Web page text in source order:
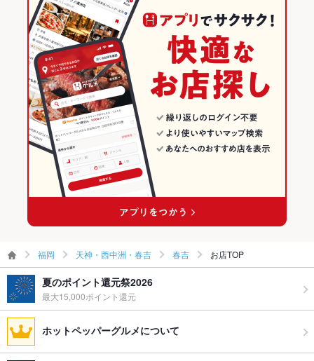
バリアフリ
なし ：エレベーターがございます。
駐車場 なし
英語メニュ
あり
その他設備 英語 / 中国語 / 韓国語メニューもございます。
その他
あり ：単品飲み放題120分2,500円(税込)
食べ放題 なし
お子様連れ お子様連れOK
ウェディン
グパーティ
ー二次会
－
備考 チャージ料（お一人様）500円
天神・西中洲・春吉の焼肉・ホルモンランキング
春吉のグルメランキング
春吉の焼肉・ホルモンランキング
福岡 天神・西中洲・春吉 春吉 お店TOP
夏のポイント還元祭2026
最大15,000ポイント還元
ホットペッパーグルメについて